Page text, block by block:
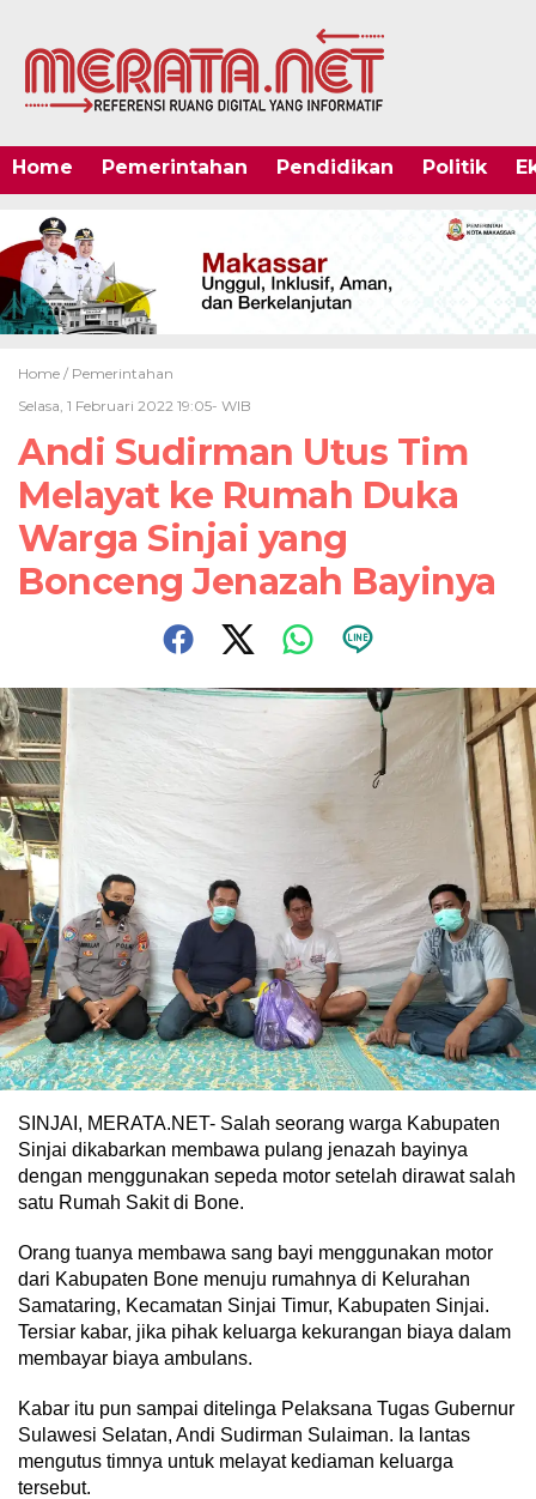
Home Pemerintahan Pendidikan Politik
Home / Pemerintahan
Selasa, 1 Februari 2022 19:05- WIB
Andi Sudirman Utus Tim
Melayat ke Rumah Duka
Warga Sinjai yang
Bonceng Jenazah Bayinya
SINJAI, MERATA.NET- Salah seorang warga Kabupaten
Sinjai dikabarkan membawa pulang jenazah bayinya
dengan menggunakan sepeda motor setelah dirawat salah
satu Rumah Sakit di Bone.
Orang tuanya membawa sang bayi menggunakan motor
dari Kabupaten Bone menuju rumahnya di Kelurahan
Samataring, Kecamatan Sinjai Timur, Kabupaten Sinjai.
Tersiar kabar, jika pihak keluarga kekurangan biaya dalam
membayar biaya ambulans.
Kabar itu pun sampai ditelinga Pelaksana Tugas Gubernur
Sulawesi Selatan, Andi Sudirman Sulaiman. Ia lantas
mengutus timnya untuk melayat kediaman keluarga
tersebut.